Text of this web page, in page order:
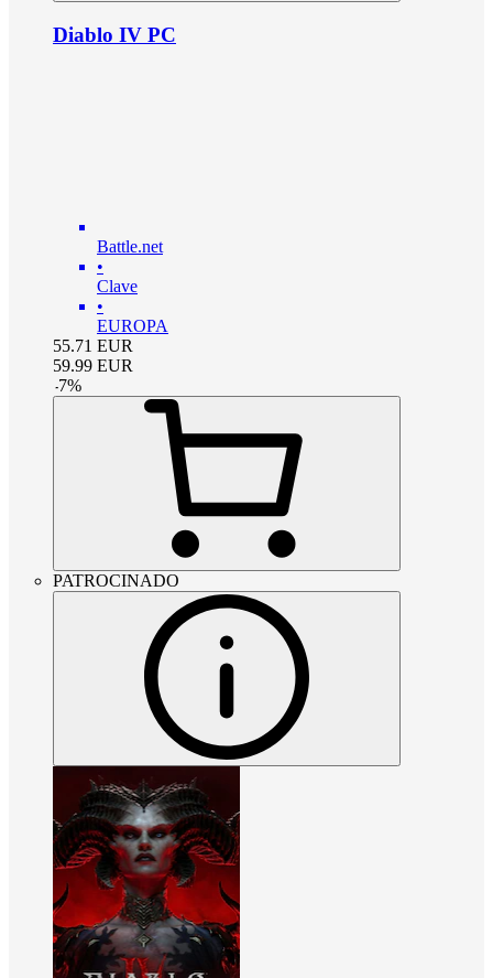
Diablo IV PC
Battle.net
•
Clave
•
EUROPA
55.71 EUR
59.99 EUR
-7%
PATROCINADO